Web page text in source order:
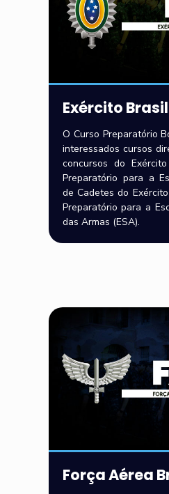
Exército
O Curso Preparatório
interessados cursos
concursos do
Preparatório para a
de Cadetes do
Preparatório para a
das Armas (ESA).
Força Aérea